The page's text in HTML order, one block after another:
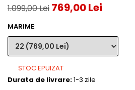
1.099,00 Lei 769,00 Lei
MARIME:
STOC EPUIZAT
Durata de livrare:1-3 zile